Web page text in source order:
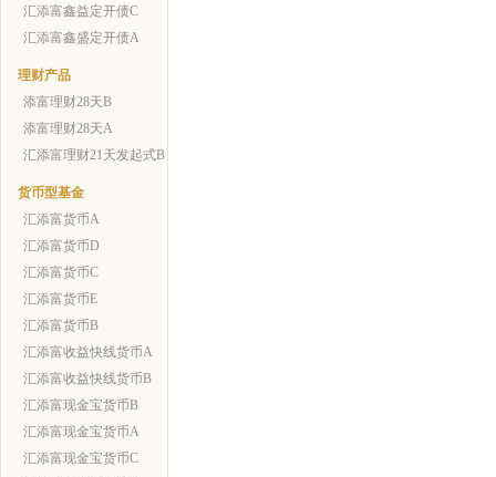
汇添富鑫益定开债C
汇添富鑫盛定开债A
理财产品
添富理财28天B
添富理财28天A
汇添富理财21天发起式B
货币型基金
汇添富货币A
汇添富货币D
汇添富货币C
汇添富货币E
汇添富货币B
汇添富收益快线货币A
汇添富收益快线货币B
汇添富现金宝货币B
汇添富现金宝货币A
汇添富现金宝货币C